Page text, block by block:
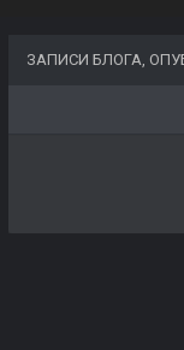
ЗАПИСИ БЛОГА,